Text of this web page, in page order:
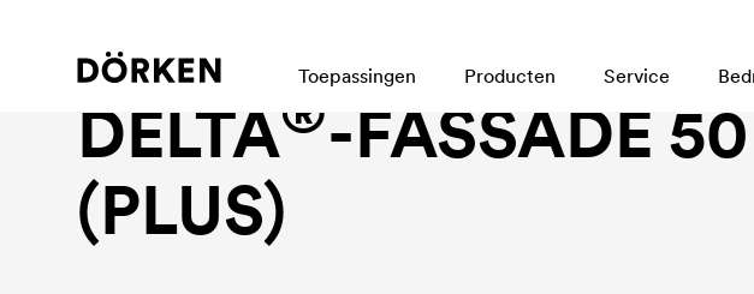
Toepassingen Producten Service
Gevelfolie bij open voegen
DELTA®-FASSADE 50
(PLUS)